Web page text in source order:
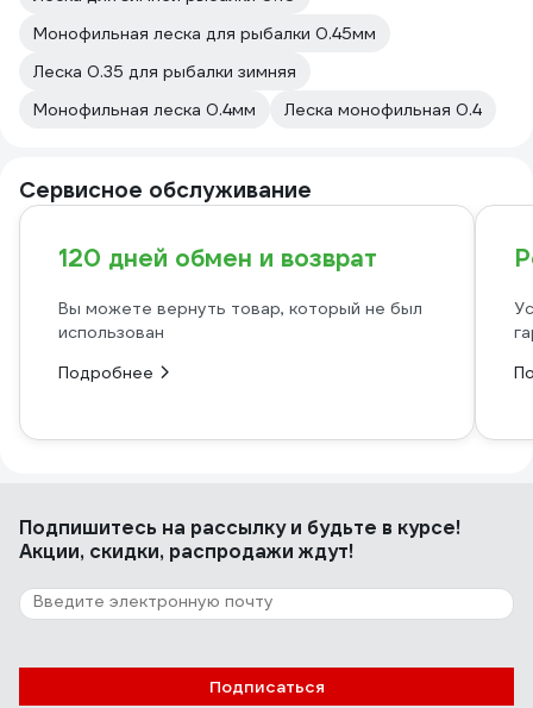
Монофильная леска для рыбалки 0.45мм
Леска 0.35 для рыбалки зимняя
Монофильная леска 0.4мм
Леска монофильная 0.4
Сервисное обслуживание
120 дней обмен и возврат
Вы можете вернуть товар, который не был
использован
Подробнее
Подпишитесь на рассылкуи будьте в курсе!
Акции, скидки, распродажи ждут!
Подписаться